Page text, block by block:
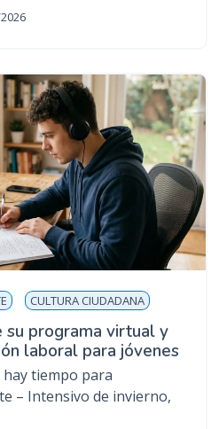
CULTURA CIUDADANA
su programa virtual y
laboral para jóvenes
tiempo para
– Intensivo de invierno,